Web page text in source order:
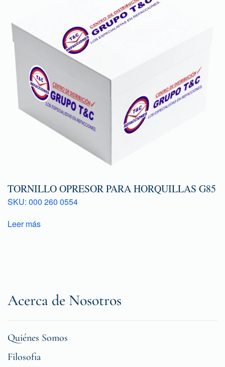
TORNILLO OPRESOR PARA HORQUILLAS G85
SKU: 000 260 0554
Leer más
Acerca de Nosotros
Quiénes Somos
Filosofia